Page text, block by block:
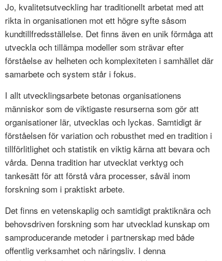
Jo, kvalitetsutveckling har traditionellt arbetat med att
rikta in organisationen mot ett högre syfte såsom
kundtillfredsställelse. Det finns även en unik förmåga att
utveckla och tillämpa modeller som strävar efter
förståelse av helheten och komplexiteten i samhället där
samarbete och system står i fokus.
I allt utvecklingsarbete betonas organisationens
människor som de viktigaste resurserna som gör att
organisationer lär, utvecklas och lyckas. Samtidigt är
förståelsen för variation och robusthet med en tradition i
tillförlitlighet och statistik en viktig kärna att bevara och
vårda. Denna tradition har utvecklat verktyg och
tankesätt för att förstå våra processer, såväl inom
forskning som i praktiskt arbete.
Det finns en vetenskaplig och samtidigt praktiknära och
behovsdriven forskning som har utvecklad kunskap om
samproducerande metoder i partnerskap med både
offentlig verksamhet och näringsliv. I denna